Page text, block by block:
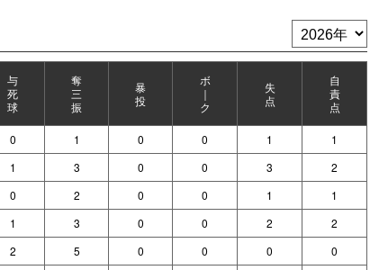
与
死
球
奪
三
振
暴
投
ボ
｜
ク
失
点
自
責
点
0 1 0 0 1
1
1 3 0 0 3
2
0 2 0 0 1
1
1 3 0 0 2
2
2 5 0 0 0
0